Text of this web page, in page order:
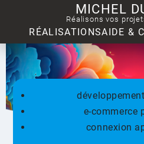
MICHEL
Réalisons vos
RÉALISATIONSAIDE &
e-commerce
connexion